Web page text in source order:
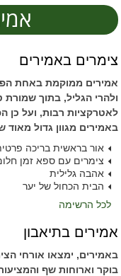
צימרים באמירים
אמירים ממוקמת באחת
ולהרי הגליל, בתוך
לאטרקציות רבות, ועל כן
באמירים מגוון גדול
אור בראשית בריכה
צימרים עם ספא זמן
אהבה גלילית
הבית הכחול של יער
לכל הרשימה
אמירים בתיאבון
באמירים, ימצאו אורחי
בוקר וארוחות שף